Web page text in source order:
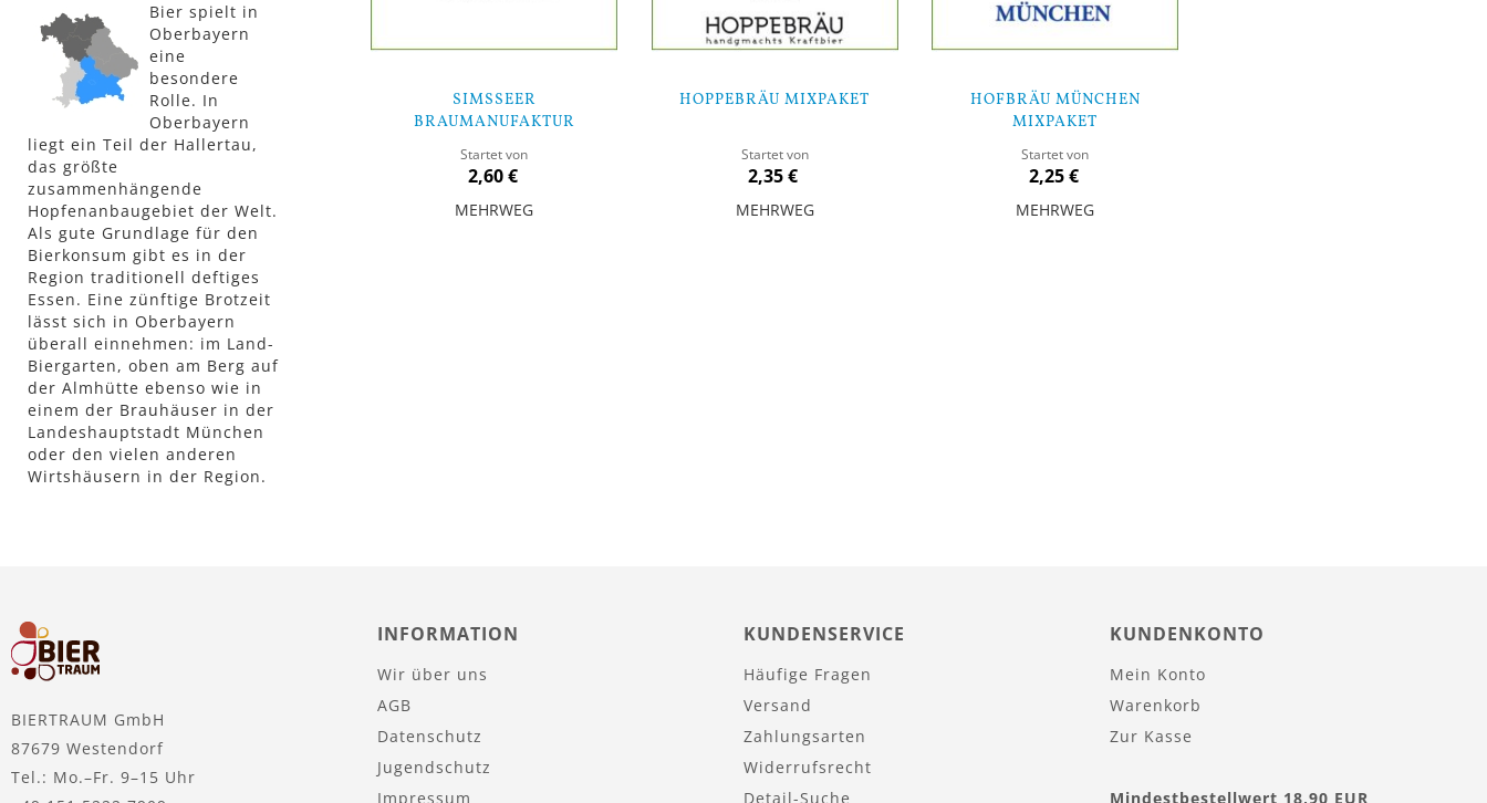
SIMSSEER
BRAUMANUFAKTUR
MIXPAKET
Startet von
2,60 €
MEHRWEG
HOPPEBRÄU MIXPAKET
Startet von
2,35 €
MEHRWEG
HOFBRÄU MÜNCHEN
MIXPAKET
Startet von
2,25 €
MEHRWEG
Bier spielt in
Oberbayern
eine
besondere
Rolle. In
Oberbayern
liegt ein Teil der Hallertau,
das größte
zusammenhängende
Hopfenanbaugebiet der Welt.
Als gute Grundlage für den
Bierkonsum gibt es in der
Region traditionell deftiges
Essen. Eine zünftige Brotzeit
lässt sich in Oberbayern
überall einnehmen: im Land-
Biergarten, oben am Berg auf
der Almhütte ebenso wie in
einem der Brauhäuser in der
Landeshauptstadt München
oder den vielen anderen
Wirtshäusern in der Region.
BIERTRAUM GmbH
87679 Westendorf
Tel.: Mo.–Fr. 9–15 Uhr
INFORMATION
Wir über uns
AGB
Datenschutz
Jugendschutz
Impressum
KUNDENSERVICE
Häufige Fragen
Versand
Zahlungsarten
Widerrufsrecht
Detail-Suche
KUNDENKONTO
Mein Konto
Warenkorb
Zur Kasse
Mindestbestellwert 18,90 EUR